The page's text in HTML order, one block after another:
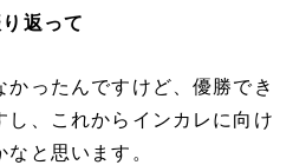
り返って
ったんですけど、優勝でき
し、これからインカレに向け
と思います。